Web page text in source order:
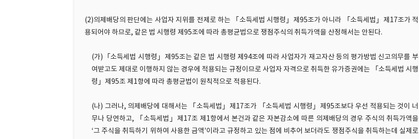
(2)의제배당의 판단에는 사업자 지위를 전제로 하는 「소득세법 시행령」제95조가 아니라 「소득세법」제17조가 적
용되어야 하므로, 같은 법 시행령 제95조에 따라 총평균법으로 쟁점주식의 취득가액을 산정해서는 안된다.
(가)「소득세법 시행령」제95조는 같은 법 시행령 제94조에 따라 사업자가 재고자산 등의 평가방법 신고의무를 부
여받고도 제대로 이행하지 않는 경우에 적용되는 규정이므로 사업자 자격으로 취득한 유가증권에는 「소득세법 시행
령」제95조 제1항에 따라 총평균법이 원칙적으로 적용된다.
(나) 그러나, 의제배당에 대해서는 「소득세법」제17조가 「소득세법 시행령」제95조보다 우선 적용되는 것이 너
무나 당연하고, 「소득세법」제17조 제1항에서 본건과 같은 자본감소에 따른 의제배당의 경우 주식의 취득가액을
‘그 주식을 취득하기 위하여 사용한 금액’이라고 규정하고 있는 점에 비추어 보더라도 쟁점주식을 취득하는데 실제로